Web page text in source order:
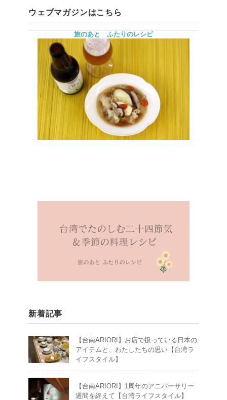
ウェブマガジンはこちら
旅のあと ふたりのレシピ
新着記事
【台南ARIORI】お店で扱っている日本の
アイテムと、わたしたちの思い【台湾ラ
イフスタイル】
【台南ARIORI】1周年のアニバーサリー
週間を終えて【台湾ライフスタイル】